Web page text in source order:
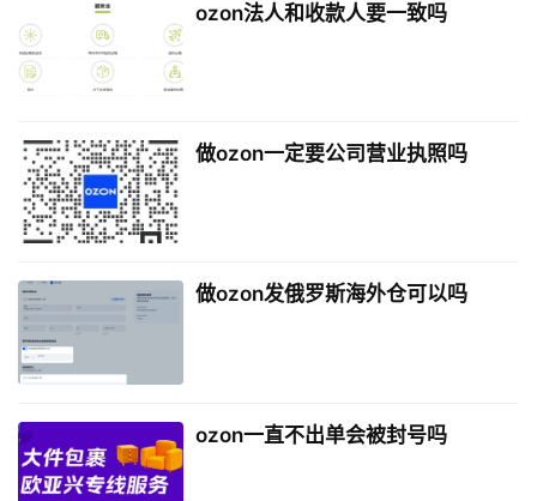
ozon法人和收款人要一致吗
做ozon一定要公司营业执照吗
做ozon发俄罗斯海外仓可以吗
ozon一直不出单会被封号吗